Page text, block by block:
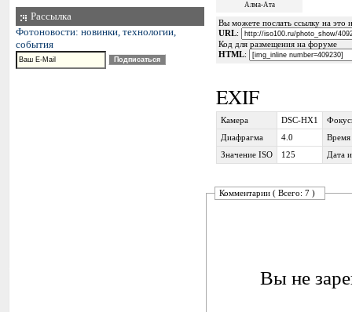
Рассылка
Фотоновости: новинки, технологии,
события
Алма-Ата
Вы можете послать ссылку на это
URL:
Код для размещения на форуме
HTML:
EXIF
Камера DSC-HX1
Диафрагма
4.0
Время
Значение ISO
125 Дата
Комментарии ( Всего: 7 )
Вы не